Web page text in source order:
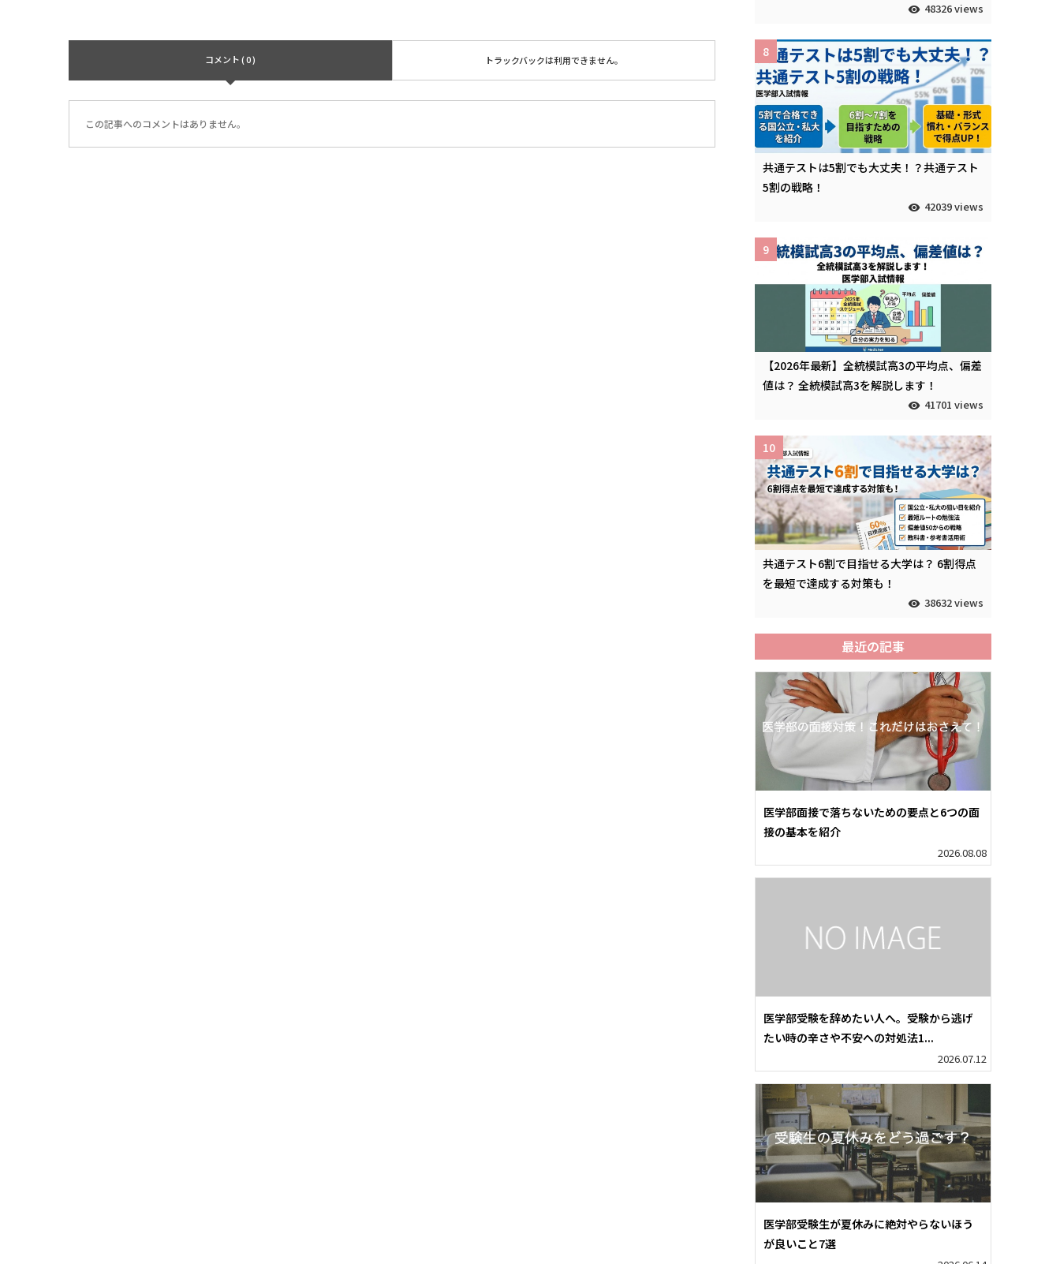
コメント ( 0 ) トラックバックは利用できません。
この記事へのコメントはありません。
48326 views
共通テストは5割でも大丈夫！？共通テスト
5割の戦略！
42039 views
8
【2026年最新】全統模試高3の平均点、偏差
値は？ 全統模試高3を解説します！
41701 views
9
共通テスト6割で目指せる大学は？ 6割得点
を最短で達成する対策も！
38632 views
10
最近の記事
医学部面接で落ちないための要点と6つの面
接の基本を紹介
2026.08.08
医学部受験を辞めたい人へ。受験から逃げ
たい時の辛さや不安への対処法1...
2026.07.12
医学部受験生が夏休みに絶対やらないほう
が良いこと7選